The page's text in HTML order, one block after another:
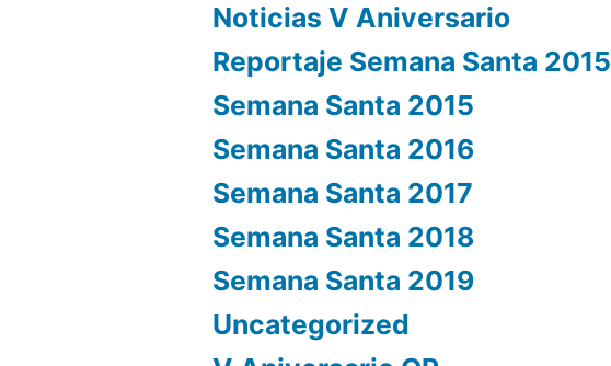
Noticias V Aniversario
Reportaje Semana Santa 2015
Semana Santa 2015
Semana Santa 2016
Semana Santa 2017
Semana Santa 2018
Semana Santa 2019
Uncategorized